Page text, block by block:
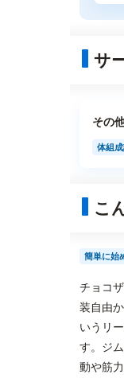
サ
その
体組
こ
簡単に始
チョコ
装自由
いうリ
す。ジ
動や筋